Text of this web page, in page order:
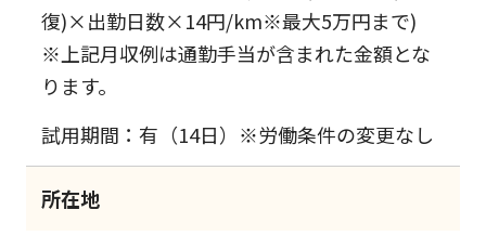
復)×出勤日数×14円/km※最大5万円まで)
※上記月収例は通勤手当が含まれた金額とな
ります。
試用期間：有（14日）※労働条件の変更なし
所在地